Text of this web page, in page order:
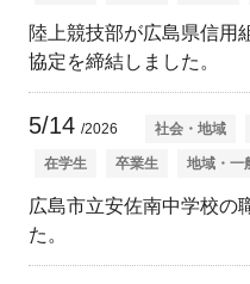
陸上競技部が広島県信用
協定を締結しました。
5/14 /2026 社会・地域
在学生 卒業生 地域・一
広島市立安佐南中学校の
た。